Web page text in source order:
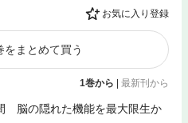
お気に入り登録
をまとめて買う
1巻から | 最新刊から
脳の隠れた機能を最大限生か